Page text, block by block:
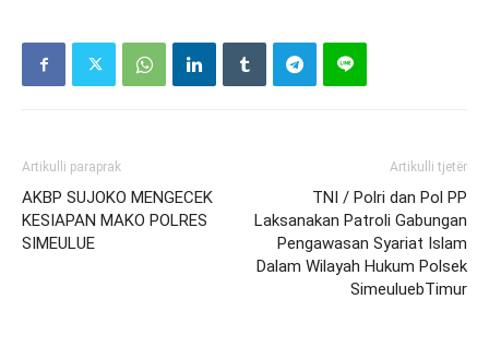
Artikulli paraprak
AKBP SUJOKO MENGECEK
KESIAPAN MAKO POLRES
SIMEULUE
Artikulli tjetër
TNI / Polri dan Pol PP
Laksanakan Patroli Gabungan
Pengawasan Syariat Islam
Dalam Wilayah Hukum Polsek
SimeuluebTimur